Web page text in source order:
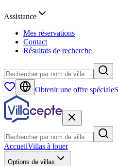
Assistance
Mes réservations
Contact
Résultats de recherche
Obtenir une offre spéciale
AccueilVillas à louer
Options de villas